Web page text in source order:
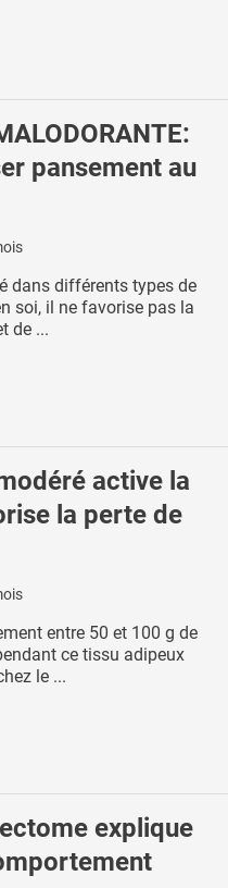
pansement au
dans différents types de
soi, il ne favorise pas la
de ...
active la
la perte de
entre 50 et 100 g de
ce tissu adipeux
le ...
explique